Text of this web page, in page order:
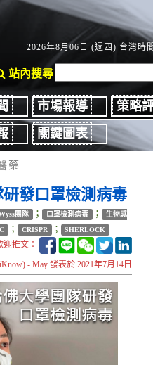
2026年8月06日 (週四) 台灣時
站內搜尋
市場報導
策略
關鍵圖表
藥
發口罩檢測病毒
團隊 ； 口罩檢測病毒 ；
生物感
； CRISPR ； SHERLOCK
迎推文：
- May 發表於 2021年7月14日